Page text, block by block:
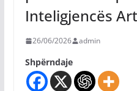
Inteligjencës
26/06/2026 admin
Shpërndaje